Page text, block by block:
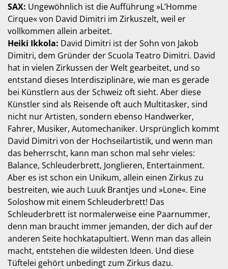
SAX: Ungewöhnlich ist die Aufführung »L’Homme
Cirque« von David Dimitri im Zirkuszelt, weil er
vollkommen allein arbeitet.
Heiki Ikkola: David Dimitri ist der Sohn von Jakob
Dimitri, dem Gründer der Scuola Teatro Dimitri. David
hat in vielen Zirkussen der Welt gearbeitet, und so
entstand dieses Interdisziplinäre, wie man es gerade
bei Künstlern aus der Schweiz oft sieht. Aber diese
Künstler sind als Reisende oft auch Multitasker, sind
nicht nur Artisten, sondern ebenso Handwerker,
Fahrer, Musiker, Automechaniker. Ursprünglich kommt
David Dimitri von der Hochseilartistik, und wenn man
das beherrscht, kann man schon mal sehr vieles:
Balance, Schleuderbrett, Jonglieren, Entertainment.
Aber es ist schon ein Unikum, allein einen Zirkus zu
bestreiten, wie auch Luuk Brantjes und »Lone«. Eine
Soloshow mit einem Schleuderbrett! Das
Schleuderbrett ist normalerweise eine Paarnummer,
denn man braucht immer jemanden, der dich auf der
anderen Seite hochkatapultiert. Wenn man das allein
macht, entstehen die wildesten Ideen. Und diese
Tüftelei gehört unbedingt zum Zirkus dazu.